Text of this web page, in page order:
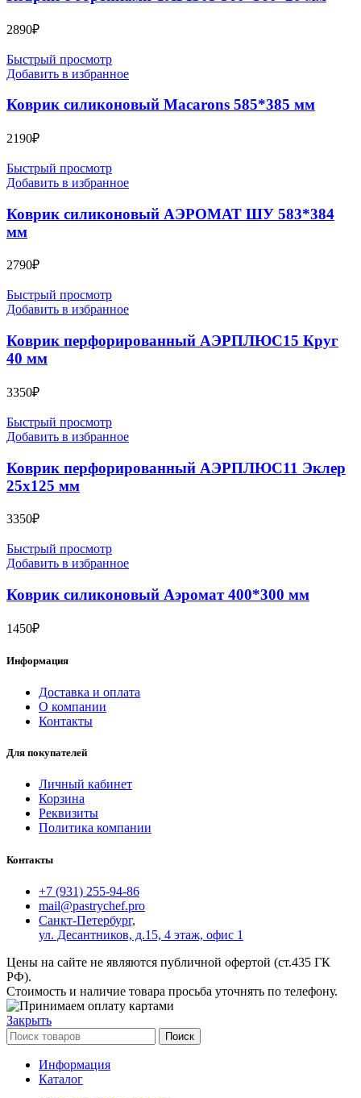
2890₽
Быстрый просмотр
Добавить в избранное
Коврик силиконовый Macarons 585*385 мм
2190₽
Быстрый просмотр
Добавить в избранное
Коврик силиконовый АЭРОМАТ ШУ 583*384
мм
2790₽
Быстрый просмотр
Добавить в избранное
Коврик перфорированный АЭРПЛЮС15 Круг
40 мм
3350₽
Быстрый просмотр
Добавить в избранное
Коврик перфорированный АЭРПЛЮС11 Эклер
25х125 мм
3350₽
Быстрый просмотр
Добавить в избранное
Коврик силиконовый Аэромат 400*300 мм
1450₽
Информация
Доставка и оплата
О компании
Контакты
Для покупателей
Личный кабинет
Корзина
Реквизиты
Политика компании
Контакты
+7 (931) 255-94-86
mail@pastrychef.pro
Санкт-Петербург,
ул. Десантников, д.15, 4 этаж, офис 1
Цены на сайте не являются публичной офертой (ст.435 ГК
РФ).
Стоимость и наличие товара просьба уточнять по телефону.
Закрыть
Поиск
Информация
Каталог